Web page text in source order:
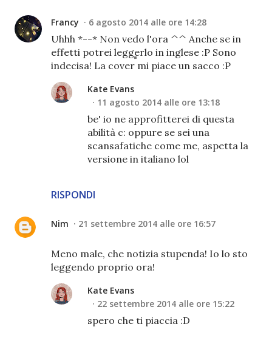
Francy 6 agosto 2014 alle ore 14:28
Uhhh *--* Non vedo l'ora ^^ Anche se in
effetti potrei leggerlo in inglese :P Sono
indecisa! La cover mi piace un sacco :P
RISPONDI
Kate Evans
11 agosto 2014 alle ore 13:18
be' io ne approfitterei di questa
abilità c: oppure se sei una
scansafatiche come me, aspetta la
versione in italiano lol
Nim 21 settembre 2014 alle ore 16:57
Meno male, che notizia stupenda! Io lo sto
leggendo proprio ora!
Kate Evans
22 settembre 2014 alle ore 15:22
spero che ti piaccia :D